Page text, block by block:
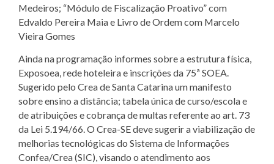
Medeiros; “Módulo de Fiscalização Proativo” com
Edvaldo Pereira Maia e Livro de Ordem com Marcelo
Vieira Gomes
Ainda na programação informes sobre a estrutura física,
Exposoea, rede hoteleira e inscrições da 75ª SOEA.
Sugerido pelo Crea de Santa Catarina um manifesto
sobre ensino a distância; tabela única de curso/escola e
de atribuições e cobrança de multas referente ao art. 73
da Lei 5.194/66. O Crea-SE deve sugerir a viabilização de
melhorias tecnológicas do Sistema de Informações
Confea/Crea (SIC), visando o atendimento aos